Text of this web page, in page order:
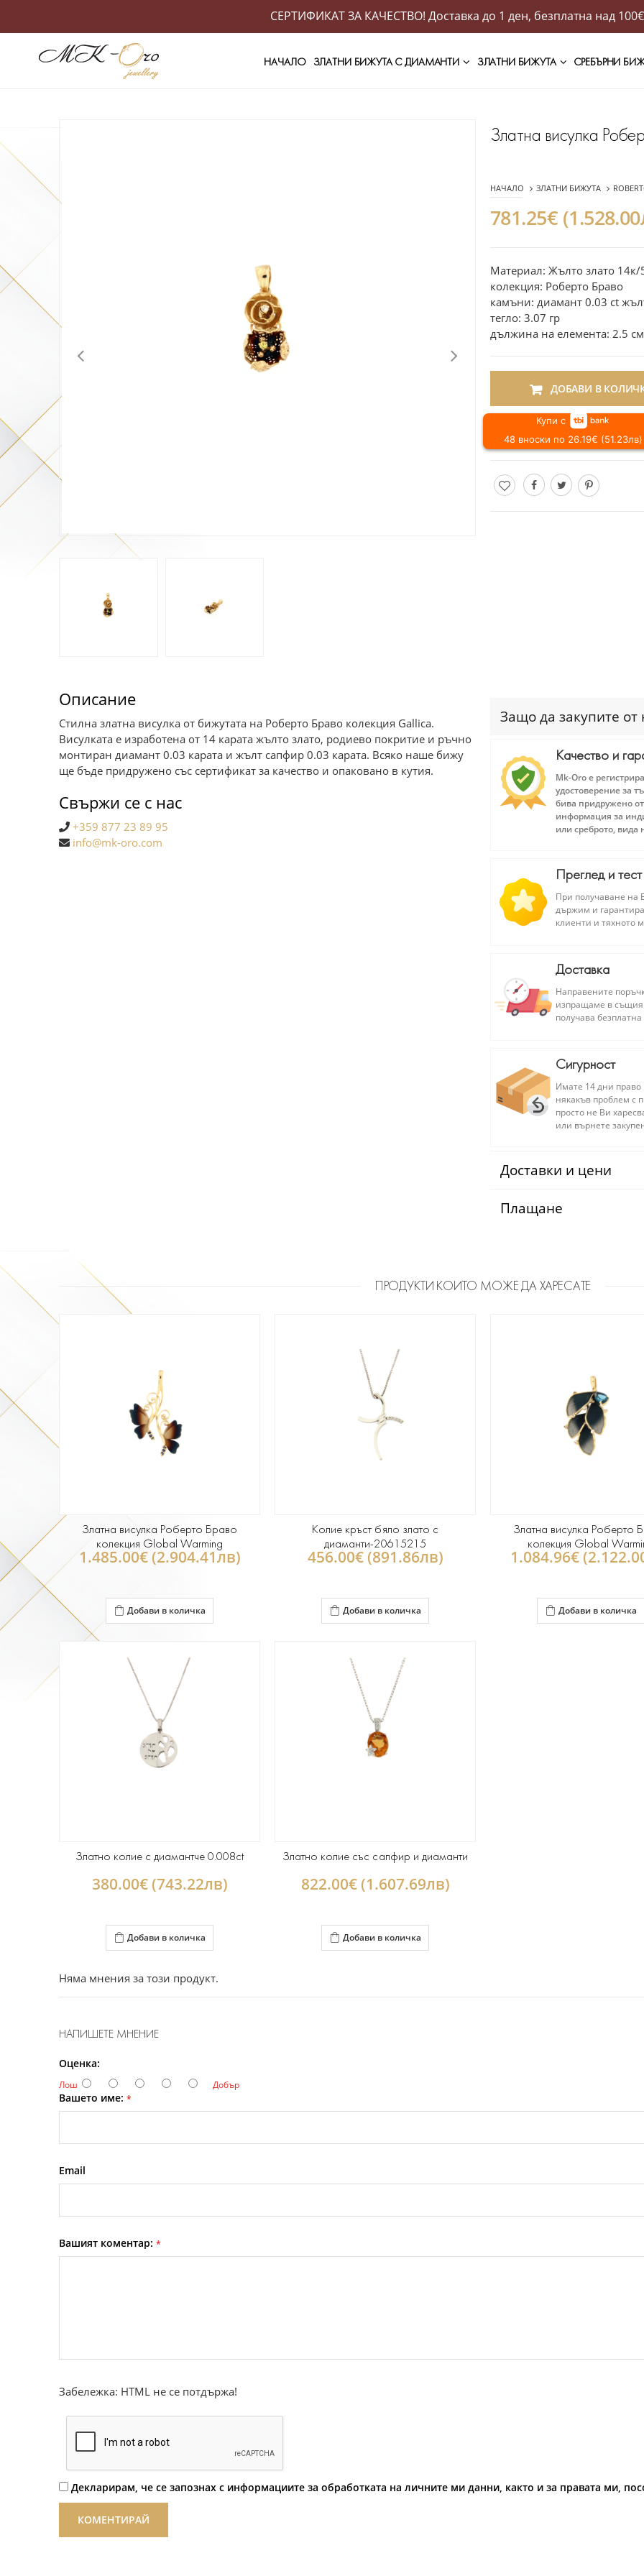
СЕРТИФИКАТ ЗА КАЧЕСТВО! Доставка до 1 ден, безплатна над
НАЧАЛО ЗЛАТНИ БИЖУТА С ДИАМАНТИ ЗЛАТНИ БИЖУТА СРЕБЪРНИ
Златна висулка
НАЧАЛО ЗЛАТНИ БИЖУТА
781.25€
Материал: Жълто злато 14к/
колекция: Роберто Браво
камъни: диамант 0.03 ct
тегло: 3.07 гр
дължина на елемента: 2.5
ДОБАВИ В
Купи с
48 вноски по 26.19€ (51.23лв)
Описание
Стилна златна висулка от бижутата на Роберто Браво колекция Gallica.
Висулката е изработена от 14 карата жълто злато, родиево покритие и ръчно
монтиран диамант 0.03 карата и жълт сапфир 0.03 карата. Всяко наше бижу
ще бъде придружено със сертификат за качество и опаковано в кутия.
Свържи се с нас
+359 877 23 89 95
info@mk-oro.com
Защо да закупите от
Качество и
Mk-Oro е
удостоверение за
бива придружено
информация за
или среброто, вида
Преглед и тест
При получаване на
държим и
клиенти и тяхното
Доставка
Направените
изпращаме в същия
получава
Сигурност
Имате 14 дни право
някакъв проблем с
просто не Ви
или върнете
Доставки и цени
Плащане
ПРОДУКТИ КОИТО МОЖЕ ДА ХАРЕСАТЕ
Златна висулка Роберто Браво
колекция Global Warming
1.485.00€ (2.904.41лв)
Добави в количка
Колие кръст бяло злато с
диаманти-20615215
456.00€ (891.86лв)
Добави в количка
Златна висулка Роберто
колекция Global
1.084.96€
Добави в количка
Златно колие с диамантче 0.008ct
380.00€ (743.22лв)
Добави в количка
Златно колие със сапфир и диаманти
822.00€ (1.607.69лв)
Добави в количка
Няма мнения за този продукт.
НАПИШЕТЕ МНЕНИЕ
Оценка:
Лош Добър
Вашето име: *
Email
Вашият коментар: *
Забележка: HTML не се потдържа!
Декларирам, че се запознах с информациите за обработката на личните ми данни, както и за правата ми,
КОМЕНТИРАЙ